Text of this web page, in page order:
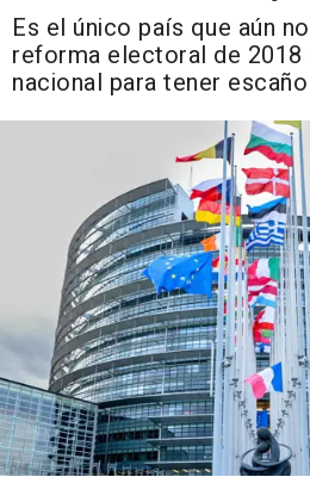
Es el único país que aún
reforma electoral de 2018
nacional para tener escaño